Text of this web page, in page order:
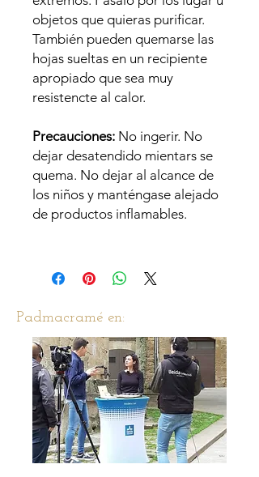
objetos que quieras purificar.
También pueden quemarse las
hojas sueltas en un recipiente
apropiado que sea muy
resistencte al calor.
Precauciones: No ingerir. No
dejar desatendido mientars se
quema. No dejar al alcance de
los niños y manténgase alejado
de productos inflamables.
Padmacramé en: